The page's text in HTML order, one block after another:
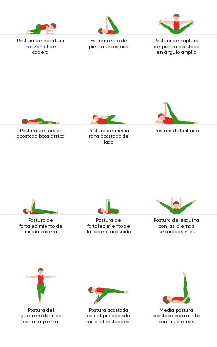
Postura de apertura
horizontal de
cadera
Estiramiento de
piernas acostado
Postura de captura
de pierna acostado
en ángulo amplio
Postura de torsión
acostado boca arriba
Postura de media
rana acostado de
lado
Postura del infinito
Postura de
fortalecimiento de
media cadera
Postura de
fortalecimiento de
la cadera acostado
Postura de esquina
con las piernas
separadas y los
Postura del
guerrero dormido
con una pierna
Postura acostada
con el pie doblado
hacia el costado con
Media postura
acostado boca arriba
con las piernas